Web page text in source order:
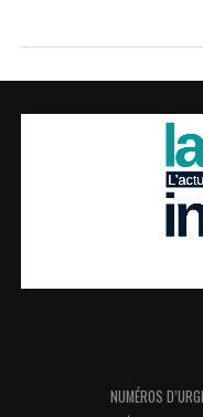
NUMÉROS